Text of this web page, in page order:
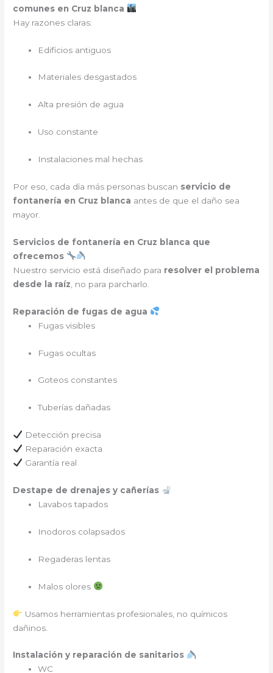
comunes en Cruz blanca
Hay razones claras:
Edificios antiguos
Materiales desgastados
Alta presión de agua
Uso constante
Instalaciones mal hechas
Por eso, cada día más personas buscan servicio de
fontanería en Cruz blanca antes de que el daño sea
mayor.
Servicios de fontanería en Cruz blanca que
ofrecemos
Nuestro servicio está diseñado para resolver el problema
desde la raíz , no para parcharlo.
Reparación de fugas de agua
Fugas visibles
Fugas ocultas
Goteos constantes
Tuberías dañadas
Detección precisa
Reparación exacta
Garantía real
Destape de drenajes y cañerías
Lavabos tapados
Inodoros colapsados
Regaderas lentas
Malos olores
Usamos herramientas profesionales, no químicos
dañinos.
Instalación y reparación de sanitarios
WC